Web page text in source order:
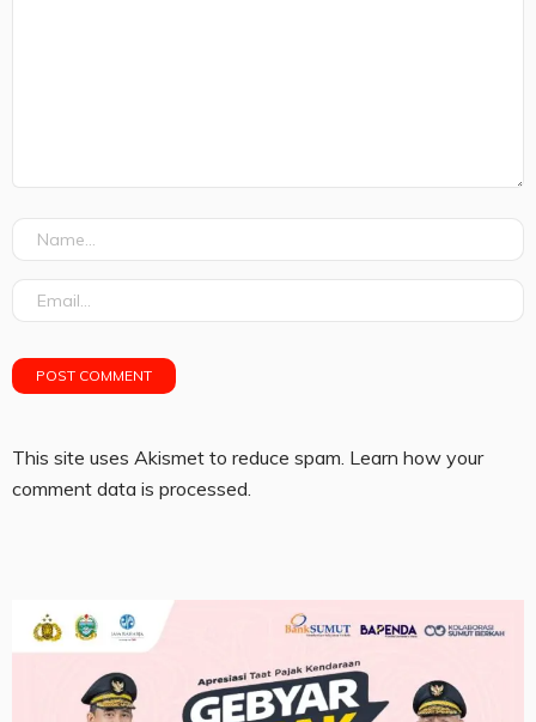
This site uses Akismet to reduce spam. Learn how your
comment data is processed.